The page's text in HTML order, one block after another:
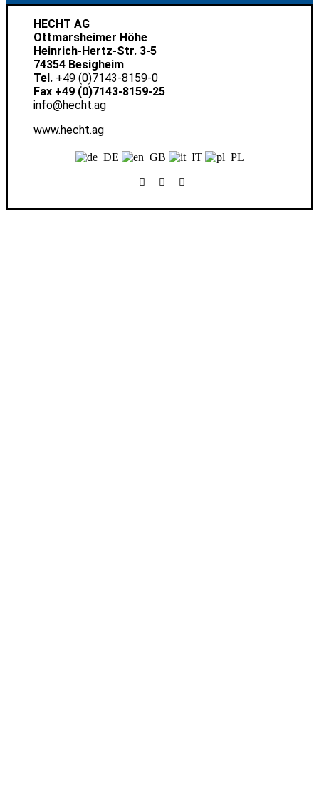
HECHT AG
Ottmarsheimer Höhe
Heinrich-Hertz-Str. 3-5
74354 Besigheim
Tel. +49 (0)7143-8159-0
Fax +49 (0)7143-8159-25
info@hecht.ag
www.hecht.ag